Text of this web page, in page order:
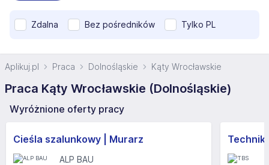
Zdalna Bez pośredników Tylko PL
Aplikuj.pl Praca Dolnośląskie Kąty Wrocławskie
Praca Kąty Wrocławskie (Dolnośląskie)
Wyróżnione oferty pracy
Cieśla szalunkowy | Murarz
ALP BAU